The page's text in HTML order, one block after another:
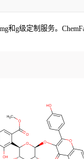
和g级定制服务。